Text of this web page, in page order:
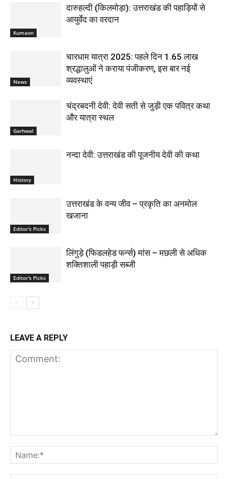
Kumaon
दारुहल्दी (किलमोड़ा): उत्तराखंड की पहाड़ियों से
आयुर्वेद का वरदान
News
चारधाम यात्रा 2025: पहले दिन 1.65 लाख
श्रद्धालुओं ने कराया पंजीकरण, इस बार नई
व्यवस्थाएं
Garhwal
चंद्रबदनी देवी: देवी सती से जुड़ी एक पवित्र कथा
और यात्रा स्थल
History
नन्दा देवी: उत्तराखंड की पूजनीय देवी की कथा
Editor's Picks
उत्तराखंड के वन्य जीव – प्रकृति का अनमोल
खजाना
Editor's Picks
लिंगुड़े (फिडलहेड फर्न्स) मांस – मछली से अधिक
शक्तिशाली पहाड़ी सब्जी
LEAVE A REPLY